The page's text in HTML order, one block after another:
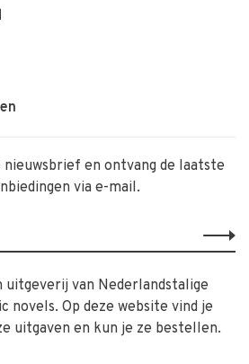
nieuwsbrief en ontvang de laatste
via e-mail.
van Nederlandstalige
novels. Op deze website vind je
uitgaven en kun je ze bestellen.